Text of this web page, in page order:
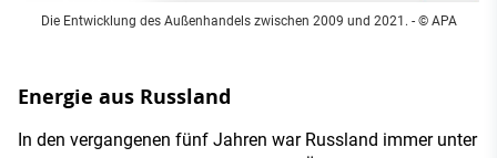
Die Entwicklung des Außenhandels zwischen 2009 und 2021. - © APA
Energie aus Russland
In den vergangenen fünf Jahren war Russland immer unter